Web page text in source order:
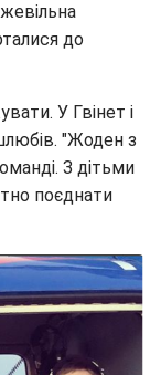
до
У Гвінет і
"Жоден з
З дітьми
поєднати